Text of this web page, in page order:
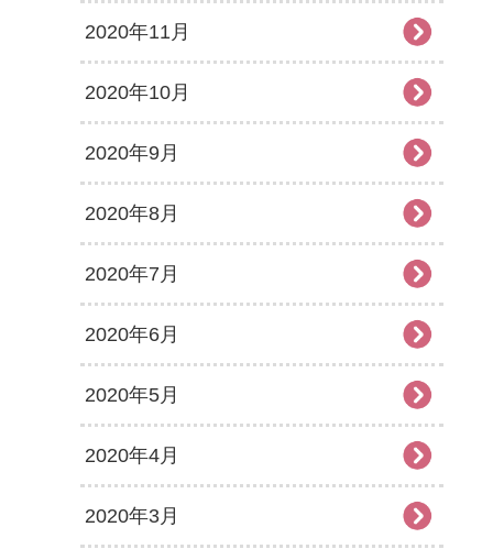
2020年11月
2020年10月
2020年9月
2020年8月
2020年7月
2020年6月
2020年5月
2020年4月
2020年3月